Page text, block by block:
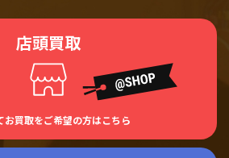
店頭買取
お買取をご希望の方はこちら